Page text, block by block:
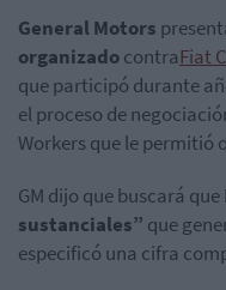
General Motors
organizadocontraFiat
que participó durante
el proceso de
Workers que le permitió
GM dijo que buscará que
sustanciales” que
especificó una cifra